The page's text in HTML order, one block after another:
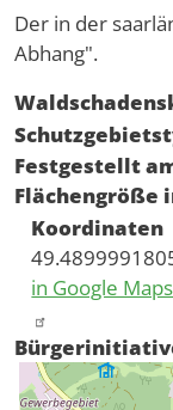
Der in der
Abhang".
Festgestellt
Flächengröße
Koordinaten
in Google